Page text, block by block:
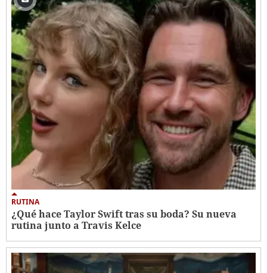
RUTINA
¿Qué hace Taylor Swift tras su boda? Su nueva
rutina junto a Travis Kelce